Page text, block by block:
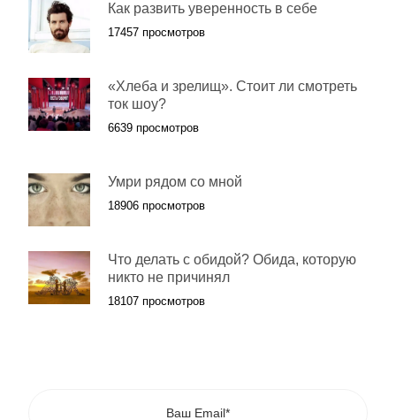
Как развить уверенность в себе
17457 просмотров
«Хлеба и зрелищ». Стоит ли смотреть
ток шоу?
6639 просмотров
Умри рядом со мной
18906 просмотров
Что делать с обидой? Обида, которую
никто не причинял
18107 просмотров